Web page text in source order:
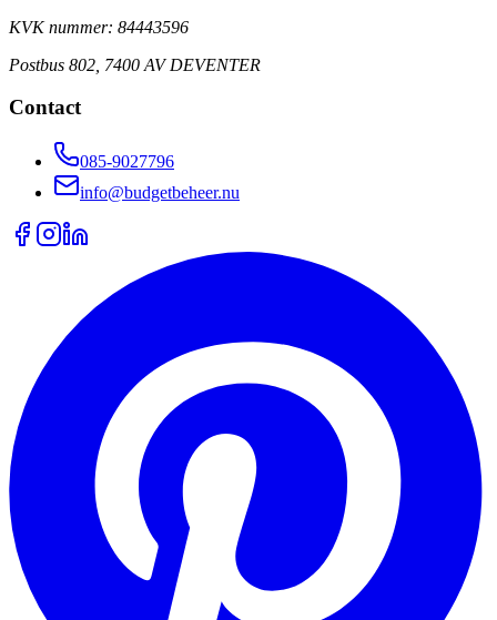
KVK nummer: 84443596
Postbus 802, 7400 AV DEVENTER
Contact
085-9027796
info@budgetbeheer.nu